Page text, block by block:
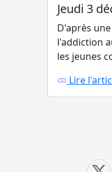
Jeudi 3
D'après
l'addiction
les jeunes
Lire